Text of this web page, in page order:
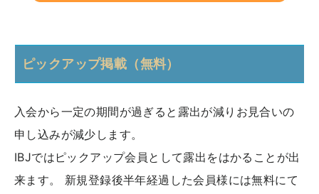
ピックアップ掲載（無料）
入会から一定の期間が過ぎると露出が減りお見合いの
申し込みが減少します。
IBJではピックアップ会員として露出をはかることが出
来ます。 新規登録後半年経過した会員様には無料にて